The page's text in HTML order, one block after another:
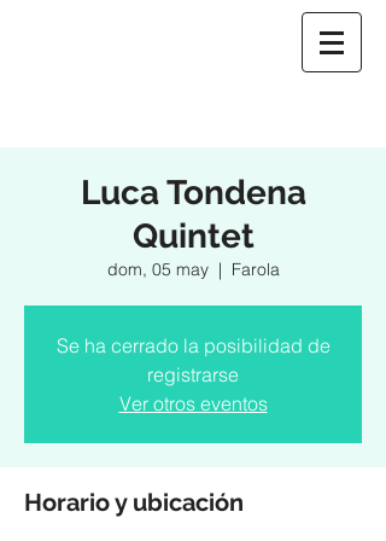
Luca Tondena
Quintet
dom, 05 may
  |
Farola
Se ha cerrado la posibilidad de
registrarse
Ver otros eventos
Horario y ubicación